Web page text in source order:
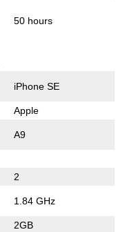
50 hours
iPhone SE
Apple
A9
2
1.84 GHz
2GB